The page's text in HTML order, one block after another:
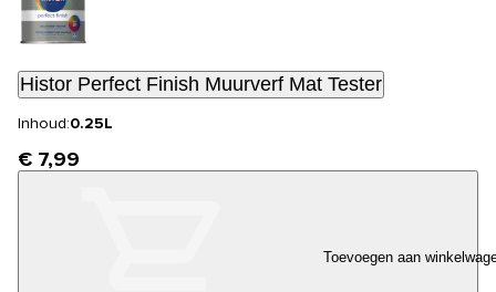
Histor Perfect Finish Muurverf Mat Tester
Inhoud:0.25L
€ 7,99
Toevoegen aan